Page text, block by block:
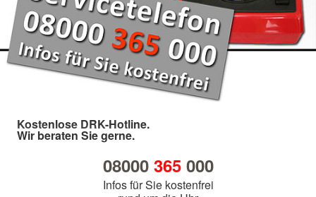
Kostenlose DRK-Hotline.
Wir beraten Sie gerne.
08000 365000
Infos für Sie kostenfrei